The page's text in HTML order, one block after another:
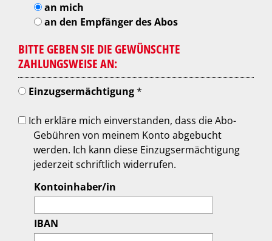
an mich
an den Empfänger des Abos
BITTE GEBEN SIE DIE GEWÜNSCHTE
ZAHLUNGSWEISE AN:
Einzugsermächtigung*
Ich erkläre mich einverstanden, dass die Abo-
Gebühren von meinem Konto abgebucht
werden. Ich kann diese Einzugsermächtigung
jederzeit schriftlich widerrufen.
Kontoinhaber/in
IBAN